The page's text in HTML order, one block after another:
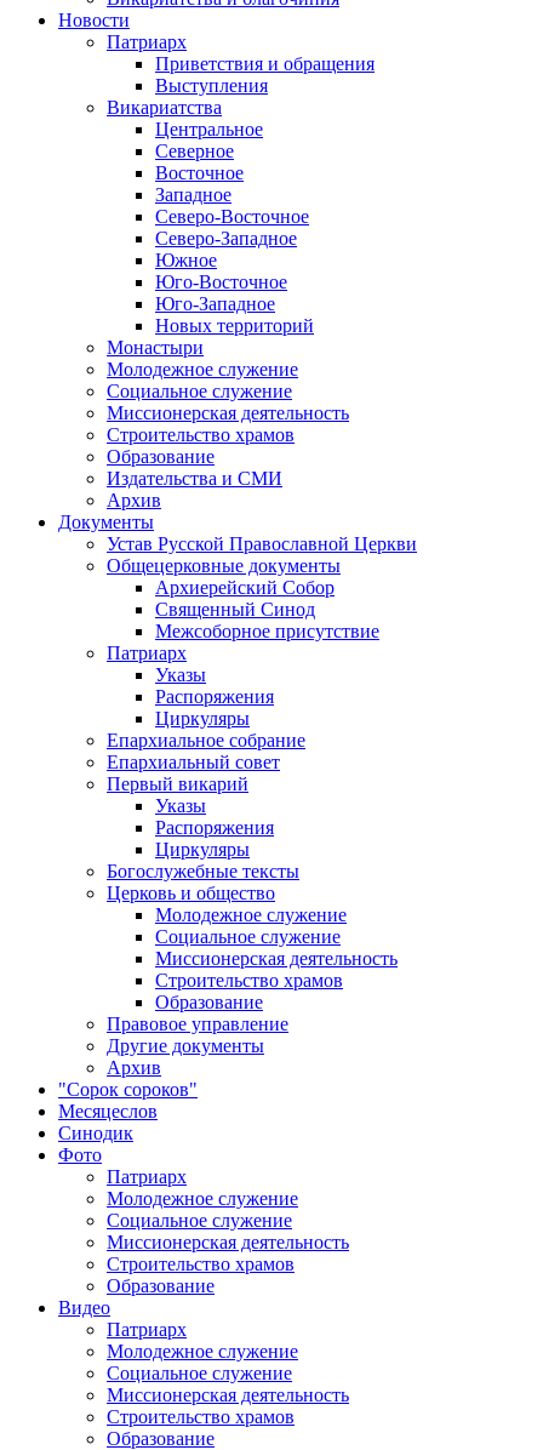
Новости
Патриарх
Приветствия и обращения
Выступления
Викариатства
Центральное
Северное
Восточное
Западное
Северо-Восточное
Северо-Западное
Южное
Юго-Восточное
Юго-Западное
Новых территорий
Монастыри
Молодежное служение
Социальное служение
Миссионерская деятельность
Строительство храмов
Образование
Издательства и СМИ
Архив
Документы
Устав Русской Православной Церкви
Общецерковные документы
Архиерейский Собор
Священный Синод
Межсоборное присутствие
Патриарх
Указы
Распоряжения
Циркуляры
Епархиальное собрание
Епархиальный совет
Первый викарий
Указы
Распоряжения
Циркуляры
Богослужебные тексты
Церковь и общество
Молодежное служение
Социальное служение
Миссионерская деятельность
Строительство храмов
Образование
Правовое управление
Другие документы
Архив
"Сорок сороков"
Месяцеслов
Синодик
Фото
Патриарх
Молодежное служение
Социальное служение
Миссионерская деятельность
Строительство храмов
Образование
Видео
Патриарх
Молодежное служение
Социальное служение
Миссионерская деятельность
Строительство храмов
Образование